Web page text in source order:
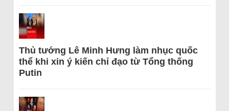
Thủ tướng Lê Minh Hưng làm nhục quốc
thể khi xin ý kiến chỉ đạo từ Tổng thống
Putin